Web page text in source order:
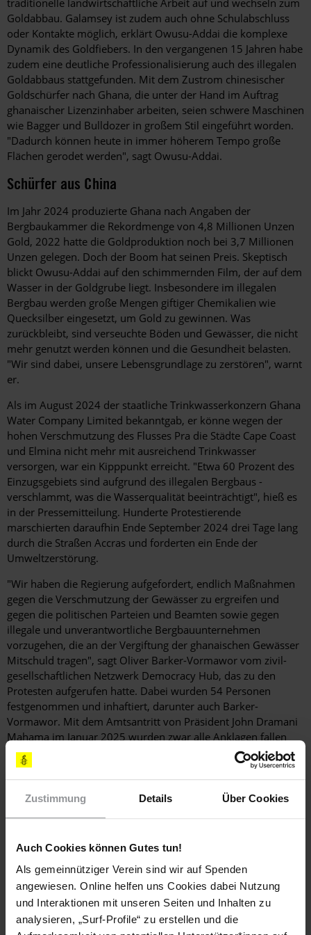
Zustimmung Details Über Cookies
Auch Cookies können Gutes tun!
Als gemeinnütziger Verein sind wir auf Spenden
angewiesen. Online helfen uns Cookies dabei Nutzung
und Interaktionen mit unseren Seiten und Inhalten zu
analysieren, „Surf-Profile“ zu erstellen und die
Goldabbau. Galamsey ist zudem auch ohne Schulabschluss
oder Kontakte möglich, erklärt Owusu-Addai die komplexe
Dynamik des Goldfiebers. In den vergangenen 15 Jahren habe
zudem eine deutliche Professionalisierung auch des illegalen
Goldabbaus stattgefunden. Mit dem Zustrom chinesischer
Goldschürfer nach Ghana, die unter der Hand im Auftrag
ghanaischer Lizenzinhaber arbeiten, seien schwere Maschinen
wie Bagger und Bulldozer in großem Stil eingeführt worden.
"Dadurch können heute in immer höherem Tempo große
Flächen gerodet werden", sagt Owusu-Addai.
Schürfer aus China
Im Jahr 2024 produzierte Ghana nach Angaben der
Bergbaukammer die Rekordmenge von 4,8 Millionen Unzen
Gold, 2022 hatte die Goldproduktion noch bei 3,7 Millionen
Unzen gelegen. Doch der Boom hat seinen Preis. Skeptisch
blickt Owusu-Addai auf den schimmernden Film, der auf dem
Wasser in der Goldgrube liegt. Insbesondere im illegalen
Bergbau werden große Mengen giftiger Chemikalien wie
Quecksilber eingesetzt, um Gold zu gewinnen. Was
zurückbleibt, sind verseuchte Böden und Gewässer, die nicht
mehr genutzt werden können und die Gesundheit belasten.
"Wir sind dabei, unsere Lebensgrundlage zu zerstören", warnt
er.
Als im August 2024 der staatliche Trinkwasserkonzern Ghana
Water Company Limited bekanntgab, er könne wegen der
hohen Verschmutzung des Flusses Pra die Städte Cape Coast
und Elmina nicht mehr mit ausreichend Trinkwasser
versorgen, war ein Kipppunkt erreicht. "Etwa 60 Prozent des
Einzugsgebiets sind aufgrund des illegalen Bergbaus ­
verschlammt, was die Wasserqualität ­beeinträchtigt", hieß es
in der Presse­mitteilung. Hunderte Protestierende
marschierten daraufhin Ende September 2024 drei Tage lang
durch die Straßen Accras und forderten ein Ende der
Umweltzerstörung.
"Wir haben die Regierung aufgefordert, endlich Maßnahmen
gegen die ­Verschmutzung der Gewässer zu ergreifen und
gegen die politischen Parteien und Beamten sowie gegen
illegale und unverantwortliche Bergbauunternehmen
vorzugehen, die an der Vergiftung der ghanaischen Gewässer
Mitschuld tragen", sagt Oliver Barker-Vormawor vom zivil­
gesellschaftlichen Netzwerk Democracy Hub, das zu den
Protesten aufgerufen hatte. Dabei wurden 54 Personen
festgenommen und inhaftiert, darunter auch Barker-
Vormawor. Mit dem Amtsantritt von Präsident John Dramani
Mahama im Januar 2025 wurden zwar alle Anklagen fallen
gelassen. Doch die Festnahmen hätten eine große
Signalwirkung gehabt, sagt Genevieve Partington, Leiterin von
Amnesty International Ghana. Das Recht zu protestieren sei
ein Grundrecht, betont sie. Daher setze sich Amnesty nun